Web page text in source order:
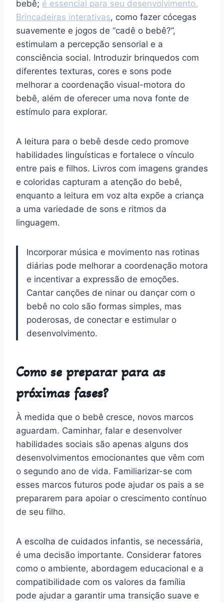
bebê; é essencial para seu desenvolvimento.
Brincadeiras interativas, como fazer cócegas
suavemente e jogos de “cadê o bebê?”,
estimulam a percepção sensorial e a
consciência social. Introduzir brinquedos com
diferentes texturas, cores e sons pode
melhorar a coordenação visual-motora do
bebê, além de oferecer uma nova fonte de
estímulo para explorar.
A leitura para o bebê desde cedo promove
habilidades linguísticas e fortalece o vínculo
entre pais e filhos. Livros com imagens grandes
e coloridas capturam a atenção do bebê,
enquanto a leitura em voz alta expõe a criança
a uma variedade de sons e ritmos da
linguagem.
Incorporar música e movimento nas rotinas
diárias pode melhorar a coordenação motora
e incentivar a expressão de emoções.
Cantar canções de ninar ou dançar com o
bebê no colo são formas simples, mas
poderosas, de conectar e estimular o
desenvolvimento.
Como se preparar para as
próximas fases?
À medida que o bebê cresce, novos marcos
aguardam. Caminhar, falar e desenvolver
habilidades sociais são apenas alguns dos
desenvolvimentos emocionantes que vêm com
o segundo ano de vida. Familiarizar-se com
esses marcos futuros pode ajudar os pais a se
prepararem para apoiar o crescimento contínuo
de seu filho.
A escolha de cuidados infantis, se necessária,
é uma decisão importante. Considerar fatores
como o ambiente, abordagem educacional e a
compatibilidade com os valores da família
pode ajudar a garantir uma transição suave e